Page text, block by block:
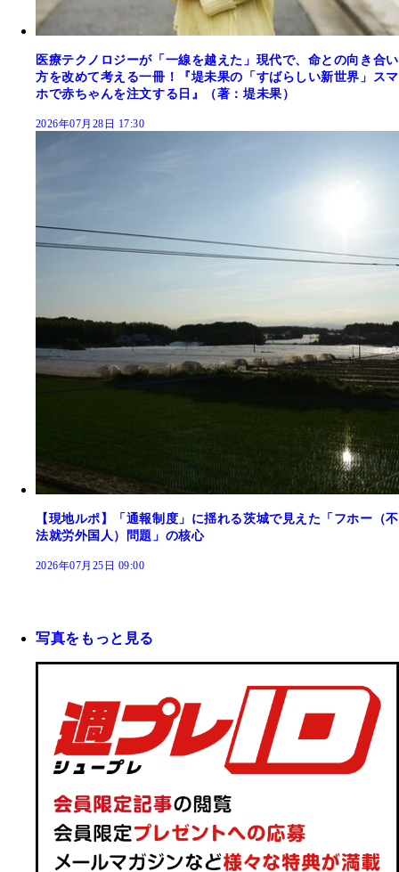
医療テクノロジーが「一線を越えた」現代で、命との向き合い
方を改めて考える一冊！『堤未果の「すばらしい新世界」スマ
ホで赤ちゃんを注文する日』（著：堤未果）
2026年07月28日 17:30
【現地ルポ】「通報制度」に揺れる茨城で見えた「フホー（不
法就労外国人）問題」の核心
2026年07月25日 09:00
写真をもっと見る